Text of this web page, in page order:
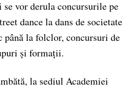
vor derula concursurile pe
dance la dans de societate
până la folclor, concursuri de
și formații.
la sediul Academiei